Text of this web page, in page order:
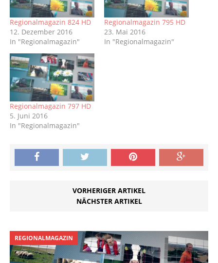
Regionalmagazin 824 HD
12. Dezember 2016
In "Regionalmagazin"
Regionalmagazin 795 HD
23. Mai 2016
In "Regionalmagazin"
Regionalmagazin 797 HD
5. Juni 2016
In "Regionalmagazin"
VORHERIGER ARTIKEL
NÄCHSTER ARTIKEL
REGIONALMAGAZIN